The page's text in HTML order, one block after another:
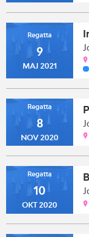
Regatta
9
MAJ 2021
Regatta
8
NOV 2020
Regatta
10
OKT 2020